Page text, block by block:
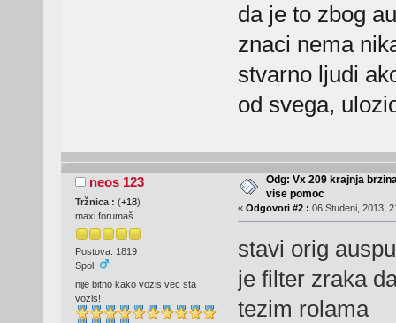
da je to zbog
znaci nema
stvarno ljudi
od svega,
neos 123
Tržnica : (+18)
maxi forumaš
Postova: 1819
Spol:
nije bitno kako vozis vec sta
vozis!
Odg: Vx 209 krajnja
vise pomoc
« Odgovori #2 : 06 Studeni, 2013,
stavi orig
je filter zraka
tezim rolama